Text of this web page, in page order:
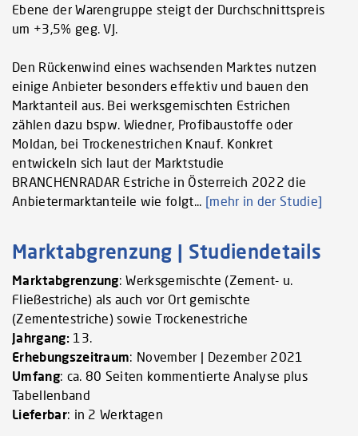
Ebene der Warengruppe steigt der Durchschnittspreis
um +3,5% geg. VJ.
Den Rückenwind eines wachsenden Marktes nutzen
einige Anbieter besonders effektiv und bauen den
Marktanteil aus. Bei werksgemischten Estrichen
zählen dazu bspw. Wiedner, Profibaustoffe oder
Moldan, bei Trockenestrichen Knauf. Konkret
entwickeln sich laut der Marktstudie
BRANCHENRADAR Estriche in Österreich 2022 die
Anbietermarktanteile wie folgt... [mehr in der Studie]
Marktabgrenzung | Studiendetails
Marktabgrenzung: Werksgemischte (Zement- u.
Fließestriche) als auch vor Ort gemischte
(Zementestriche) sowie Trockenestriche
Jahrgang:13.
Erhebungszeitraum: November | Dezember 2021
Umfang: ca. 80 Seiten kommentierte Analyse plus
Tabellenband
Lieferbar: in 2 Werktagen